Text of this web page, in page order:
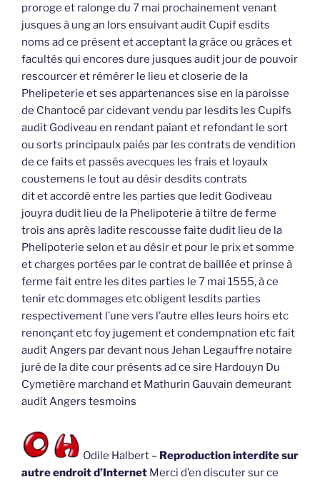
proroge et ralonge du 7 mai prochainement venant
jusques à ung an lors ensuivant audit Cupif esdits
noms ad ce présent et acceptant la grâce ou grâces et
facultés qui encores dure jusques audit jour de pouvoir
rescourcer et rémérer le lieu et closerie de la
Phelipeterie et ses appartenances sise en la paroisse
de Chantocé par cidevant vendu par lesdits les Cupifs
audit Godiveau en rendant paiant et refondant le sort
ou sorts principaulx paiés par les contrats de vendition
de ce faits et passés avecques les frais et loyaulx
coustemens le tout au désir desdits contrats
dit et accordé entre les parties que ledit Godiveau
jouyra dudit lieu de la Phelipoterie à tiltre de ferme
trois ans après ladite rescousse faite dudit lieu de la
Phelipoterie selon et au désir et pour le prix et somme
et charges portées par le contrat de baillée et prinse à
ferme fait entre les dites parties le 7 mai 1555, à ce
tenir etc dommages etc obligent lesdits parties
respectivement l’une vers l’autre elles leurs hoirs etc
renonçant etc foy jugement et condempnation etc fait
audit Angers par devant nous Jehan Legauffre notaire
juré de la dite cour présents ad ce sire Hardouyn Du
Cymetière marchand et Mathurin Gauvain demeurant
audit Angers tesmoins
Odile Halbert – Reproduction interdite sur
autre endroit d’Internet Merci d’en discuter sur ce